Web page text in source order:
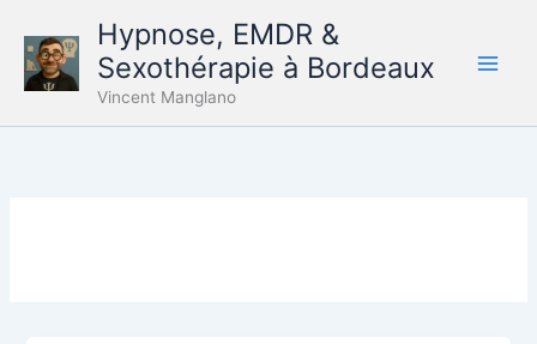
contenu
Hypnose, EMDR &
Sexothérapie à Bordeaux
Vincent Manglano